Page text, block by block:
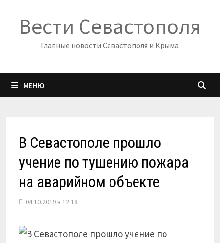
содержимому
Вести Севастополя
Главные новости Севастополя и Крыма
МЕНЮ
В Севастополе прошло
учение по тушению пожара
на аварийном объекте
04.10.2019 в 12:18